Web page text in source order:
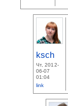
ksch
Чт, 2012-
06-07
01:04
link